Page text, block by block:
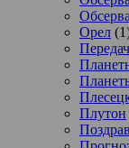
Орел
Плутон